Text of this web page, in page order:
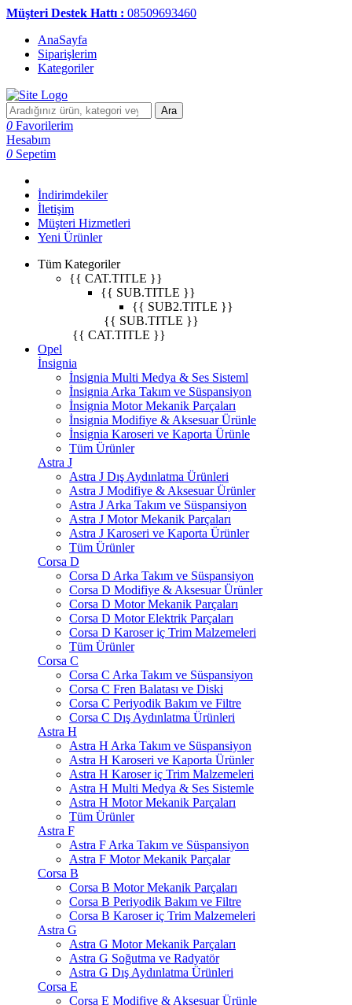
Müşteri Destek Hattı : 08509693460
AnaSayfa
Siparişlerim
Kategoriler
Ara
0 Favorilerim
Hesabım
0 Sepetim
İndirimdekiler
İletişim
Müşteri Hizmetleri
Yeni Ürünler
Tüm Kategoriler
{{ CAT.TITLE }}
{{ SUB.TITLE }}
{{ SUB2.TITLE }}
{{ SUB.TITLE }}
{{ CAT.TITLE }}
Opel
İnsignia
İnsignia Multi Medya & Ses Sisteml
İnsignia Arka Takım ve Süspansiyon
İnsignia Motor Mekanik Parçaları
İnsignia Modifiye & Aksesuar Ürünle
İnsignia Karoseri ve Kaporta Ürünle
Tüm Ürünler
Astra J
Astra J Dış Aydınlatma Ürünleri
Astra J Modifiye & Aksesuar Ürünler
Astra J Arka Takım ve Süspansiyon
Astra J Motor Mekanik Parçaları
Astra J Karoseri ve Kaporta Ürünler
Tüm Ürünler
Corsa D
Corsa D Arka Takım ve Süspansiyon
Corsa D Modifiye & Aksesuar Ürünler
Corsa D Motor Mekanik Parçaları
Corsa D Motor Elektrik Parçaları
Corsa D Karoser iç Trim Malzemeleri
Tüm Ürünler
Corsa C
Corsa C Arka Takım ve Süspansiyon
Corsa C Fren Balatası ve Diski
Corsa C Periyodik Bakım ve Filtre
Corsa C Dış Aydınlatma Ürünleri
Astra H
Astra H Arka Takım ve Süspansiyon
Astra H Karoseri ve Kaporta Ürünler
Astra H Karoser iç Trim Malzemeleri
Astra H Multi Medya & Ses Sistemle
Astra H Motor Mekanik Parçaları
Tüm Ürünler
Astra F
Astra F Arka Takım ve Süspansiyon
Astra F Motor Mekanik Parçalar
Corsa B
Corsa B Motor Mekanik Parçaları
Corsa B Periyodik Bakım ve Filtre
Corsa B Karoser iç Trim Malzemeleri
Astra G
Astra G Motor Mekanik Parçaları
Astra G Soğutma ve Radyatör
Astra G Dış Aydınlatma Ürünleri
Corsa E
Corsa E Modifiye & Aksesuar Ürünle